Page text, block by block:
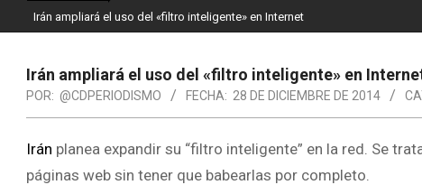
Irán ampliará el uso del «filtro inteligente» en Internet
Irán ampliará el uso del «filtro inteligente» en
POR: @CDPERIODISMO FECHA: 28 DE DICIEMBRE DE 2014
Irán planea expandir su “filtro inteligente” en la red. Se
páginas web sin tener que babearlas por completo.